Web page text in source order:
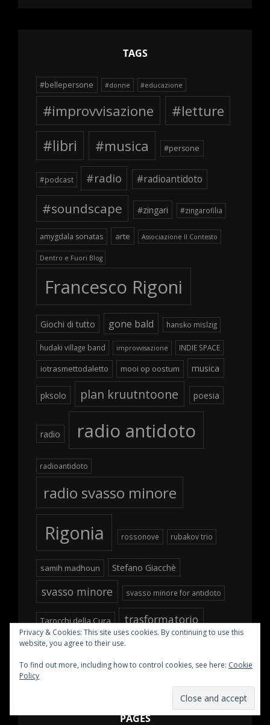
TAGS
#bellepersone #donne #educazione
#improvvisazione
#letture
#libri
#musica #persone
#podcast #radio #radioantidoto
#soundscape #zingari #zingarofilia
amygdala sonatas arte Associazione Il Contesto
Dentro e Fuori Blog
Francesco Rigoni
Giochi di tutto gone bald hansko mislzig
hudaki village band improvvisazione INDIE SPACE
iotrasmettodaletto mooi op oostum musica
pksolo plan kruutntoone poesia
radio radio antidoto
radioantidoto
radio svasso minore
Rigonia rossonove rubakov trio
samih madhoun Stefano Giacchè
svasso minore svasso minore for antidoto
Tarocchi della Cura trasformatorio
ustvolskaja
PAGES
Privacy & Cookies: This site uses cookies. By continuing to use this
website, you agree to their use.
To find out more, including how to control cookies, see here: Cookie
Policy